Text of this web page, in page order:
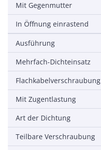
Mit Gegenmutter
In Öffnung einrastend
Ausführung
Mehrfach-Dichteinsatz
Flachkabelverschraubung
Mit Zugentlastung
Art der Dichtung
Teilbare Verschraubung